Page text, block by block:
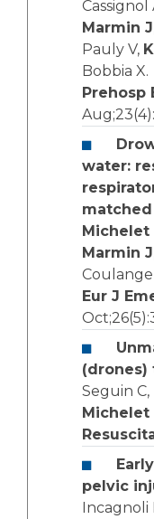
Cassignol
Marmin J
Pauly V,
Bobbia X.
Prehosp
water:
Michelet
Marmin J
Coulange
Eur J
Seguin
Michelet
pelvic
Incagnoli